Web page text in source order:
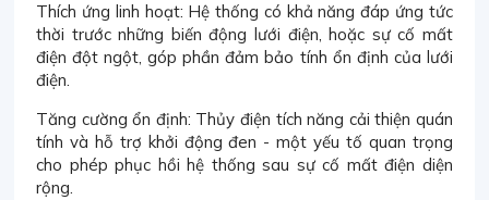
Thích ứng linh hoạt: Hệ thống có khả năng đáp ứng tức
thời trước những biến động lưới điện, hoặc sự cố mất
điện đột ngột, góp phần đảm bảo tính ổn định của lưới
điện.
Tăng cường ổn định: Thủy điện tích năng cải thiện quán
tính và hỗ trợ khởi động đen - một yếu tố quan trọng
cho phép phục hồi hệ thống sau sự cố mất điện diện
rộng.